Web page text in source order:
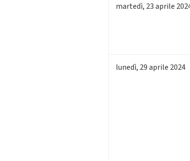
martedì, 23aprile
lunedì, 29aprile 2024